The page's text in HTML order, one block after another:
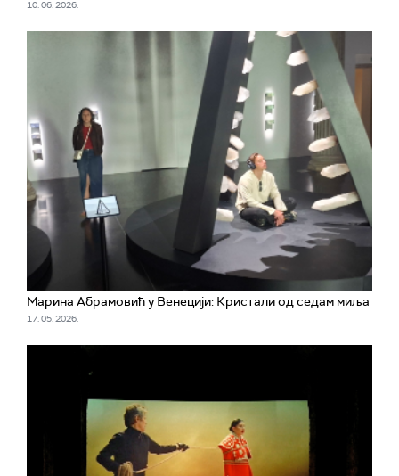
10. 06. 2026.
Марина Абрамовић у Венецији: Кристали од седам миља
17. 05. 2026.